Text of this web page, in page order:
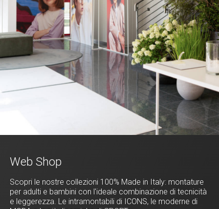
Web Shop
Scopri le nostre collezioni 100% Made in Italy: montature
per adulti e bambini con l'ideale combinazione di tecnicità
e leggerezza. Le intramontabili di ICONS, le moderne di